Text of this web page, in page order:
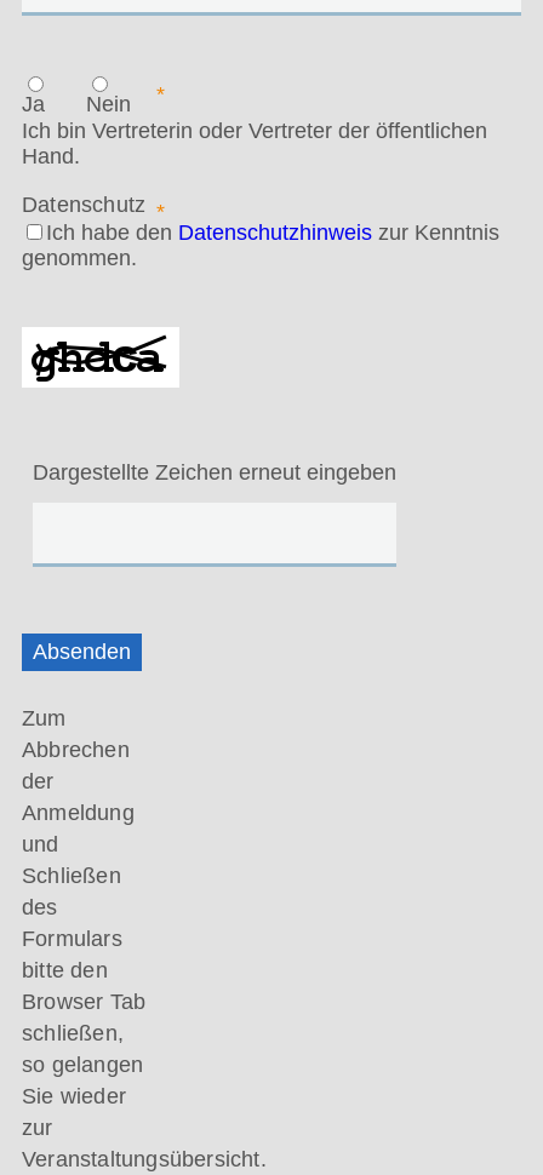
Ja Nein
*
Ich bin Vertreterin oder Vertreter der öffentlichen
Hand.
Datenschutz *
Ich habe den Datenschutzhinweis zur Kenntnis
genommen.
Dargestellte Zeichen erneut eingeben
Absenden
Zum
Abbrechen
der
Anmeldung
und
Schließen
des
Formulars
bitte den
Browser Tab
schließen,
so gelangen
Sie wieder
zur
Veranstaltungsübersicht.